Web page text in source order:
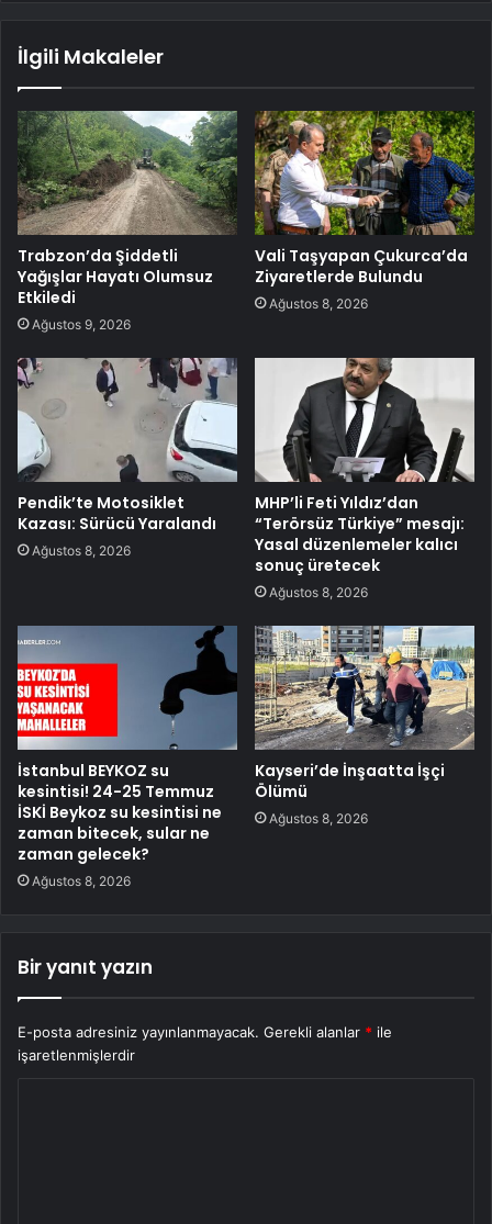
İlgili Makaleler
Trabzon’da Şiddetli
Yağışlar Hayatı Olumsuz
Etkiledi
Ağustos 9, 2026
Vali Taşyapan Çukurca’da
Ziyaretlerde Bulundu
Ağustos 8, 2026
Pendik’te Motosiklet
Kazası: Sürücü Yaralandı
Ağustos 8, 2026
MHP’li Feti Yıldız’dan
“Terörsüz Türkiye” mesajı:
Yasal düzenlemeler kalıcı
sonuç üretecek
Ağustos 8, 2026
İstanbul BEYKOZ su
kesintisi! 24-25 Temmuz
İSKİ Beykoz su kesintisi ne
zaman bitecek, sular ne
zaman gelecek?
Ağustos 8, 2026
Kayseri’de İnşaatta İşçi
Ölümü
Ağustos 8, 2026
Bir yanıt yazın
E-posta adresiniz yayınlanmayacak. Gerekli alanlar * ile
işaretlenmişlerdir